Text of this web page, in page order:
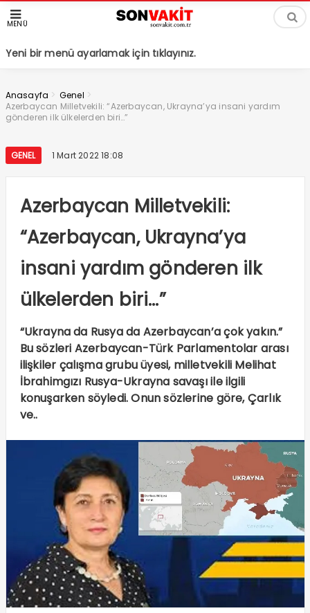
MENÜ
Yeni bir menü ayarlamak için tıklayınız.
Anasayfa > Genel >
Azerbaycan Milletvekili: “Azerbaycan, Ukrayna’ya insani yardım
gönderen ilk ülkelerden biri…”
GENEL 1 Mart 2022 18:08
Azerbaycan Milletvekili:
“Azerbaycan, Ukrayna’ya
insani yardım gönderen ilk
ülkelerden biri…”
“Ukrayna da Rusya da Azerbaycan’a çok yakın.”
Bu sözleri Azerbaycan-Türk Parlamentolar arası
ilişkiler çalışma grubu üyesi, milletvekili Melihat
İbrahimgızı Rusya-Ukrayna savaşı ile ilgili
konuşarken söyledi. Onun sözlerine göre, Çarlık
ve..